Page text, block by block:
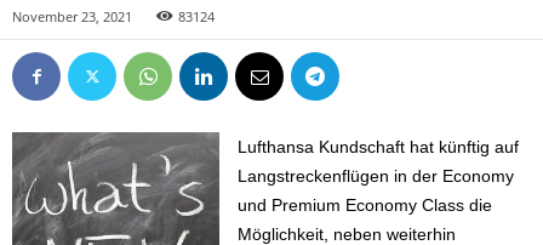
November 23, 2021 83124
Lufthansa Kundschaft hat künftig auf
Langstreckenflügen in der Economy
und Premium Economy Class die
Möglichkeit, neben weiterhin